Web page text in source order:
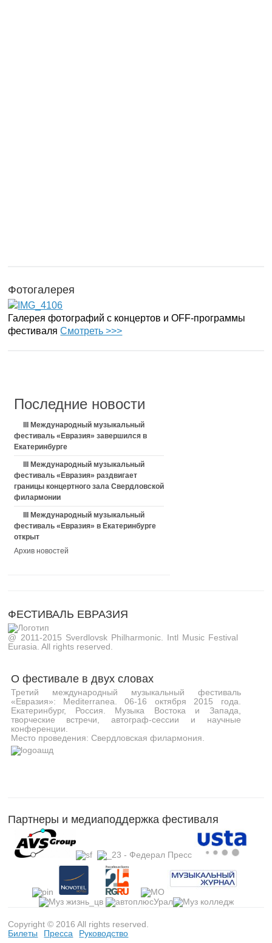
Фотогалерея
Галерея фотографий с концертов и OFF-программы
фестиваляСмотреть >>>
Последние новости
III Международный музыкальный
фестиваль «Евразия» завершился в
Екатеринбурге
III Международный музыкальный
фестиваль «Евразия» раздвигает
границы концертного зала Свердловской
филармонии
III Международный музыкальный
фестиваль «Евразия» в Екатеринбурге
открыт
Архив новостей
ФЕСТИВАЛЬ ЕВРАЗИЯ
@ 2011-2015 Sverdlovsk Philharmonic. Intl Music Festival
Eurasia. All rights reserved.
О фестивале в двух словах
Третий международный музыкальный фестиваль
«Евразия»: Mediterranea. 06-16 октября 2015 года.
Екатеринбург, Россия. Музыка Востока и Запада,
творческие встречи, автограф-сессии и научные
конференции.
Место проведения: Свердловская филармония.
Партнеры и медиаподдержка фестиваля
Copyright © 2016 All rights reserved.
Билеты
Пресса Руководство